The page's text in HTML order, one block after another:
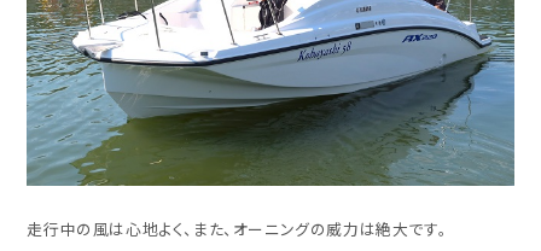
走行中の風は心地よく、また、オーニングの威力は絶大です。